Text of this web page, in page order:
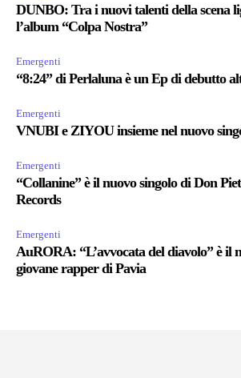
DUNBO: Tra i nuovi talenti della scena
l’album “Colpa Nostra”
Emergenti
“8:24” di Perlaluna è un Ep di debutto
Emergenti
VNUBI e ZIYOU insieme nel nuovo
Emergenti
“Collanine” è il nuovo singolo di Don
Records
Emergenti
AuRORA: “L’avvocata del diavolo” è il
giovane rapper di Pavia